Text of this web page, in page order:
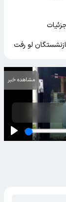
لو رفت
مشاهده خبر